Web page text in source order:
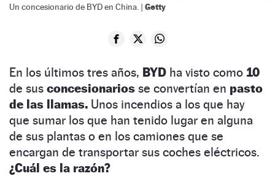
Un concesionario de BYD en China. | Getty
En los últimos tres años, BYD ha visto como 10
de sus concesionarios se convertían en pasto
de las llamas. Unos incendios a los que hay
que sumar los que han tenido lugar en alguna
de sus plantas o en los camiones que se
encargan de transportar sus coches eléctricos.
¿Cuál es la razón?